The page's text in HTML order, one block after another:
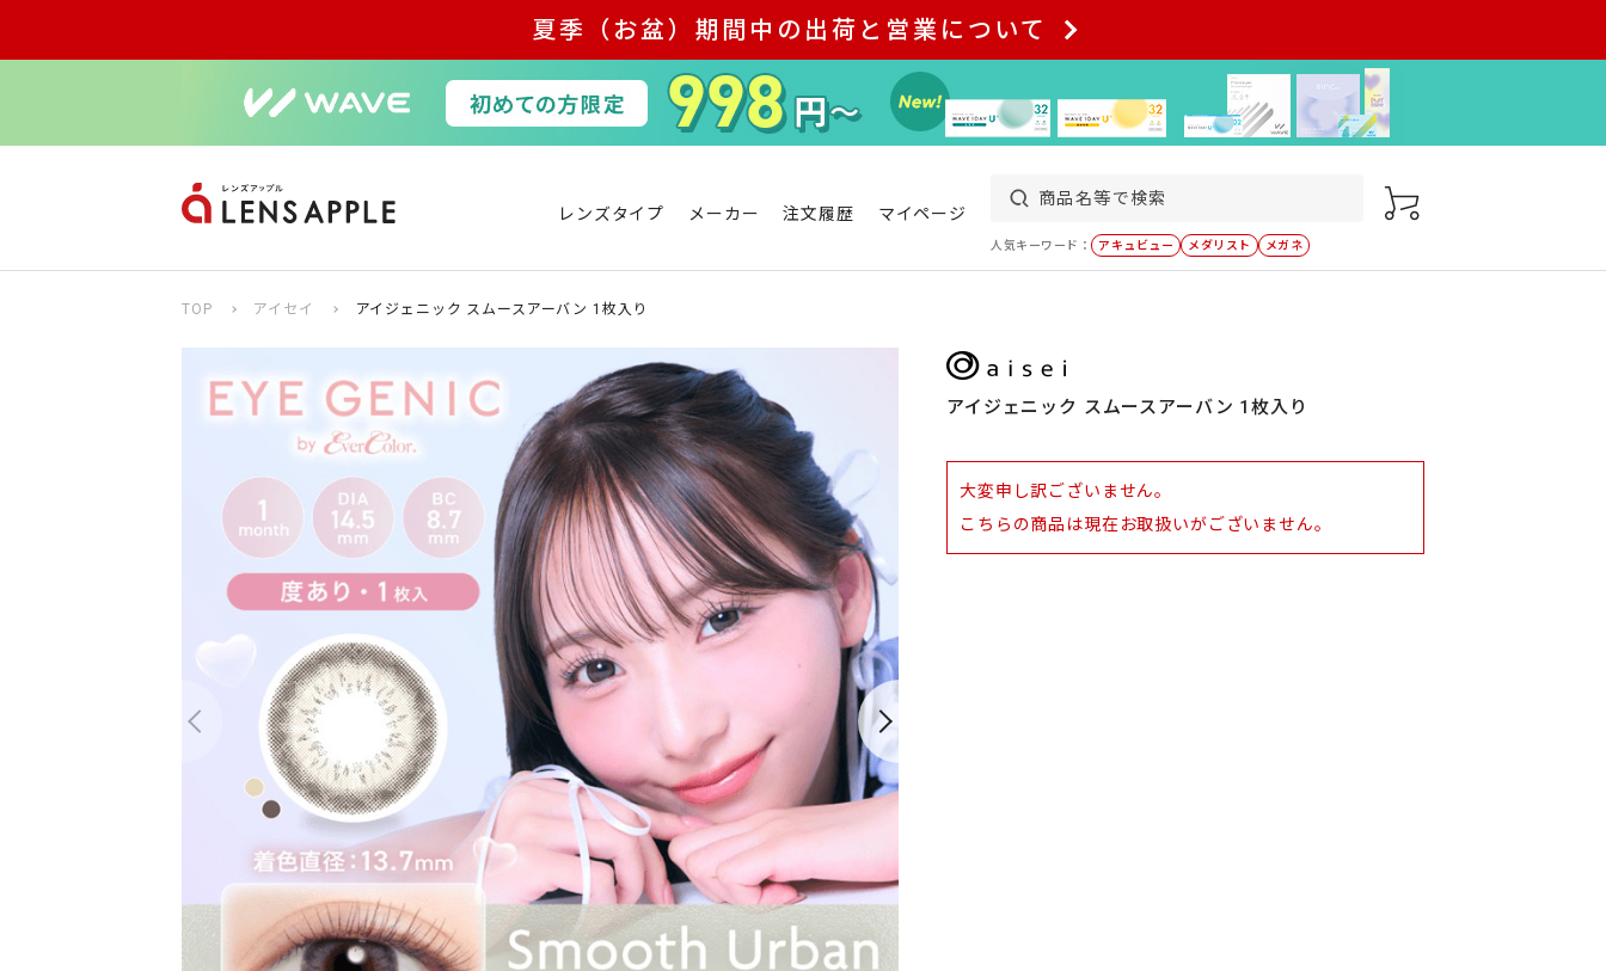
夏季（お盆）期間中の出荷と営業について
レンズタイプ メーカー 注文履歴 マイページ
人気キーワード： アキュビュー メダリスト メガネ
TOP アイセイ アイジェニック スムースアーバン 1枚入り
アイジェニック スムースアーバン 1枚入り
大変申し訳ございません。
こちらの商品は現在お取扱いがございません。